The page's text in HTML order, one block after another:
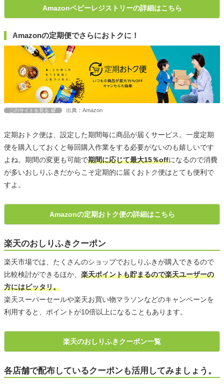
Amazonベビーレジストリーの詳細はこちら
Amazonの定期便でさらにおトクに！
このサイトを見る 出典：Amazon
定期おトク便は、設定した期間毎に商品が届くサービス。一度定期
便を購入しておくと毎回購入作業をする必要がないのも嬉しいです
よね。期間の変更も可能で期間に応じて最大15％offになるので消費
が多いおしりふきだからこそ定期的に届くおトク便はとても便利で
すよ。
Amazonの定期おトク便の詳細はこちら
楽天のおしりふきクーポン
楽天市場では、たくさんのショップでおしりふきが購入できるので
比較検討ができるほか、 楽天ポイントも貯まるので楽天ユーザーの
方にはピッタリ。
楽天スーパーセールや楽天お買い物マラソンなどのキャンペーンを
利用すると、ポイントが10倍以上になることもあります。
楽天のおしりふきクーポン一覧
各店舗で配布しているクーポンも活用してみましょう。